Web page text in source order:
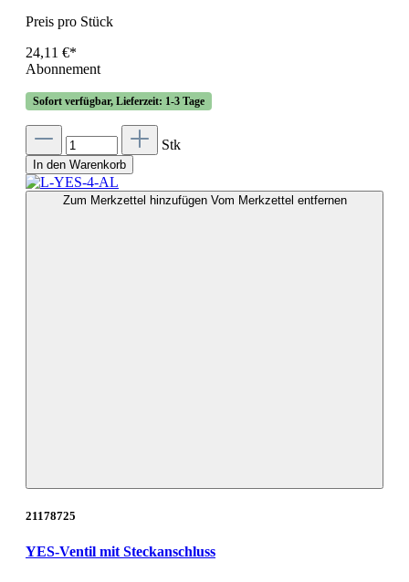
Preis pro Stück
24,11 €*
Abonnement
Sofort verfügbar, Lieferzeit: 1-3 Tage
Stk
In den Warenkorb
Zum Merkzettel hinzufügen Vom Merkzettel entfernen
21178725
YES-Ventil mit Steckanschluss